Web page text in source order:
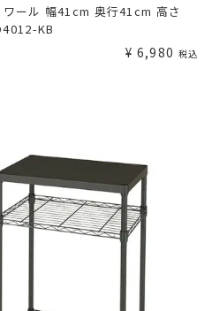
ール 幅41cm 奥行41cm 高さ
KB
¥ 6,980 税込